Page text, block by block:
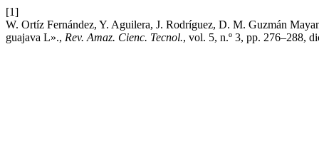
[1]
W. Ortíz Fernández, Y. Aguilera, J. Rodríguez, D. M. Guzmán
guajava L»., Rev. Amaz. Cienc. Tecnol., vol. 5, n.º 3, pp. 276–288,